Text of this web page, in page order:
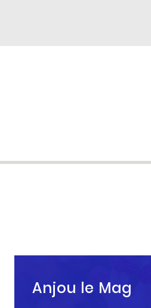
Anjou le Mag